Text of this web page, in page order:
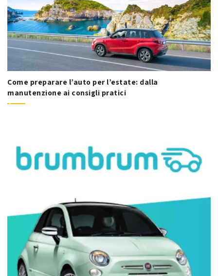
Come preparare l’auto per l’estate: dalla
manutenzione ai consigli pratici